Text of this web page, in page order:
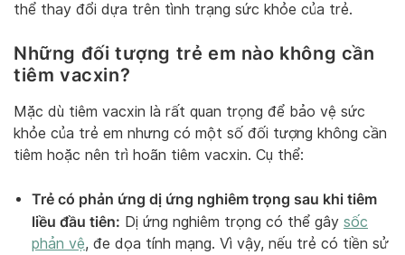
thể thay đổi dựa trên tình trạng sức khỏe của trẻ.
Những đối tượng trẻ em nào không cần
tiêm vacxin?
Mặc dù tiêm vacxin là rất quan trọng để bảo vệ sức
khỏe của trẻ em nhưng có một số đối tượng không cần
tiêm hoặc nên trì hoãn tiêm vacxin. Cụ thể:
Trẻ có phản ứng dị ứng nghiêm trọng sau khi tiêm
liều đầu tiên: Dị ứng nghiêm trọng có thể gây sốc
phản vệ, đe dọa tính mạng. Vì vậy, nếu trẻ có tiền sử